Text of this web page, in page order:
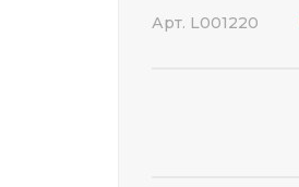
Арт. L001220